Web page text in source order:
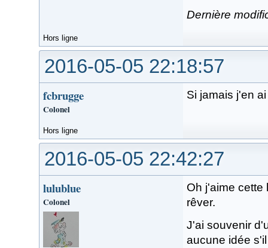
Dernière
Hors ligne
2016-05-05 22:18:57
fcbrugge
Colonel
Si jamais j'en
Hors ligne
2016-05-05 22:42:27
lulublue
Colonel
Oh j'aime cette
rêver.
J'ai souvenir
aucune idée